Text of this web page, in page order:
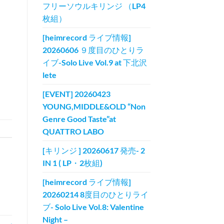
フリーソウルキリンジ （LP4
枚組）
[heimrecord ライブ情報]
20260606 ９度目のひとりラ
イブ-Solo Live Vol.9 at 下北沢
lete
[EVENT] 20260423
YOUNG,MIDDLE&OLD “Non
Genre Good Taste”at
QUATTRO LABO
[キリンジ ] 20260617 発売- 2
IN 1 ( LP・2枚組)
[heimrecord ライブ情報]
20260214 8度目のひとりライ
ブ- Solo Live Vol.8: Valentine
Night –